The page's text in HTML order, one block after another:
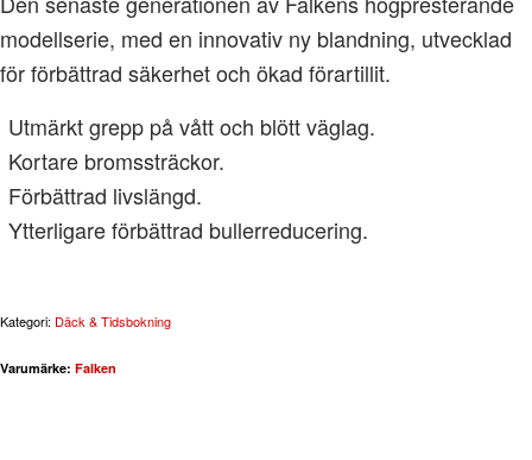
modellserie, med en innovativ ny blandning, utvecklad
för förbättrad säkerhet och ökad förartillit.
Utmärkt grepp på vått och blött väglag.
Kortare bromssträckor.
Förbättrad livslängd.
Ytterligare förbättrad bullerreducering.
Kategori: Däck & Tidsbokning
Varumärke: Falken